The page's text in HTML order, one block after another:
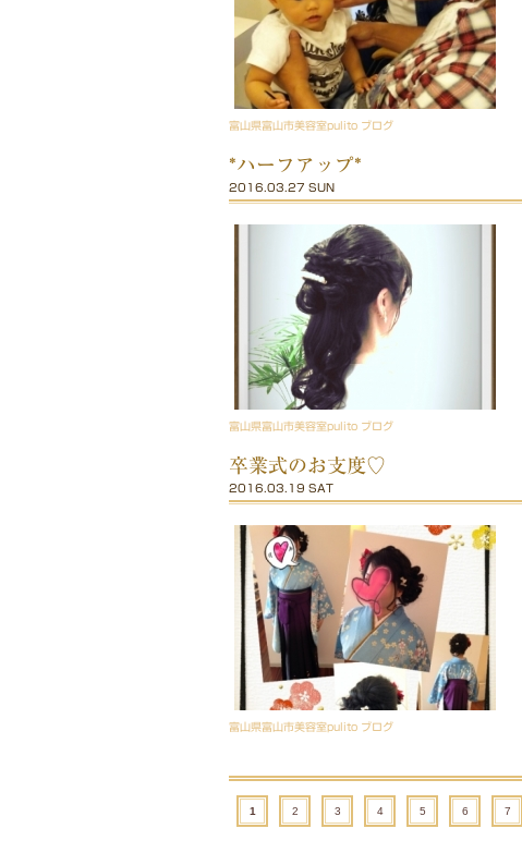
富山県富山市美容室pulito ブログ
*ハーフアップ*
2016.03.27 SUN
富山県富山市美容室pulito ブログ
卒業式のお支度♡
2016.03.19 SAT
富山県富山市美容室pulito ブログ
1 2 3 4 5 6 7